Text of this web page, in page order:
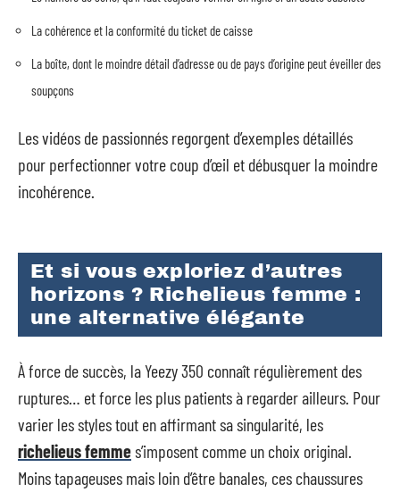
La cohérence et la conformité du ticket de caisse
La boîte, dont le moindre détail d’adresse ou de pays d’origine peut éveiller des
soupçons
Les vidéos de passionnés regorgent d’exemples détaillés
pour perfectionner votre coup d’œil et débusquer la moindre
incohérence.
Et si vous exploriez d’autres
horizons ? Richelieus femme :
une alternative élégante
À force de succès, la Yeezy 350 connaît régulièrement des
ruptures… et force les plus patients à regarder ailleurs. Pour
varier les styles tout en affirmant sa singularité, les
richelieus femmes’imposent comme un choix original.
Moins tapageuses mais loin d’être banales, ces chaussures